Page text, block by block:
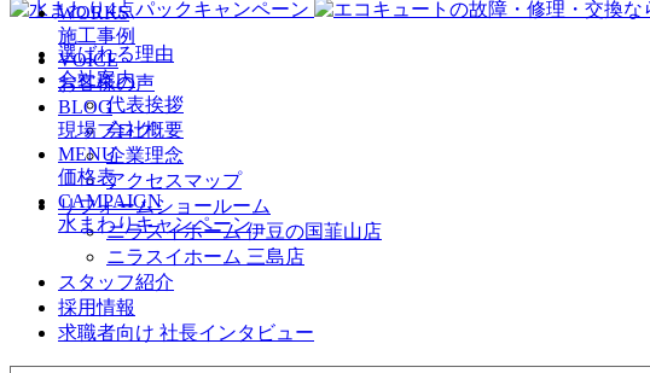
WORKS
施工事例
VOICE
お客様の声
BLOG
現場ブログ
MENU
価格表
CAMPAIGN
水まわりキャンペーン
選ばれる理由
会社案内
代表挨拶
会社概要
企業理念
アクセスマップ
リフォームショールーム
ニラスイホーム 伊豆の国韮山店
ニラスイホーム 三島店
スタッフ紹介
採用情報
求職者向け 社長インタビュー